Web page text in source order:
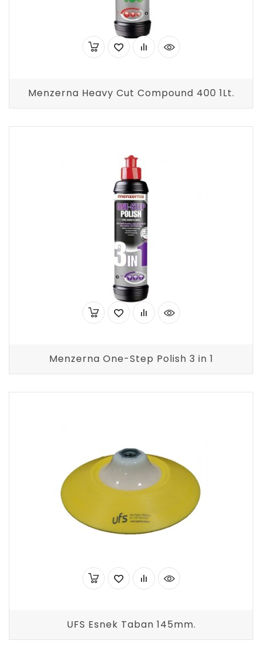
Menzerna Heavy Cut Compound 400 1Lt.
Menzerna One-Step Polish 3 in 1
UFS Esnek Taban 145mm.